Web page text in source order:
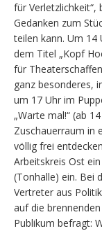
für Verletzlichkeit“,
Gedanken zum
teilen kann. Um 14
dem Titel „Kopf
für
ganz besonderes,
um 17 Uhr im
„Warte mal!“ (ab
Zuschauerraum in
völlig frei
Arbeitskreis Ost
(Tonhalle) ein. Bei
Vertreter aus
auf die
Publikum befragt: